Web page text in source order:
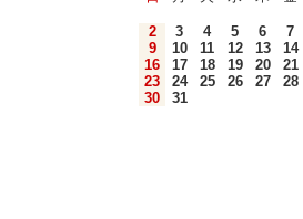
2 3 4 5 6
7
9
10 11 12 13
14
16
17 18 19 20
21
23
24 25 26 27
28
30
31